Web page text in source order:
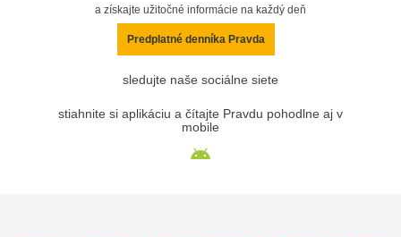
a získajte užitočné informácie na každý deň
Predplatné denníka Pravda
sledujte naše sociálne siete
stiahnite si aplikáciu a čítajte Pravdu pohodlne aj v
mobile